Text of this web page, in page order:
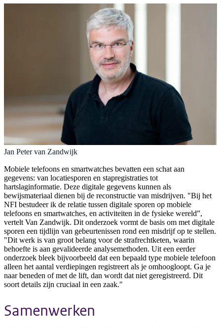
Jan Peter van Zandwijk
Mobiele telefoons en smartwatches bevatten een schat aan
gegevens: van locatiesporen en stapregistraties tot
hartslaginformatie. Deze digitale gegevens kunnen als
bewijsmateriaal dienen bij de reconstructie van misdrijven. "Bij het
NFI bestudeer ik de relatie tussen digitale sporen op mobiele
telefoons en smartwatches, en activiteiten in de fysieke wereld”,
vertelt Van Zandwijk. Dit onderzoek vormt de basis om met digitale
sporen een tijdlijn van gebeurtenissen rond een misdrijf op te stellen.
"Dit werk is van groot belang voor de strafrechtketen, waarin
behoefte is aan gevalideerde analysemethoden. Uit een eerder
onderzoek bleek bijvoorbeeld dat een bepaald type mobiele telefoon
alleen het aantal verdiepingen registreert als je omhoogloopt. Ga je
naar beneden of met de lift, dan wordt dat niet geregistreerd. Dit
soort details zijn cruciaal in een zaak."
Samenwerken